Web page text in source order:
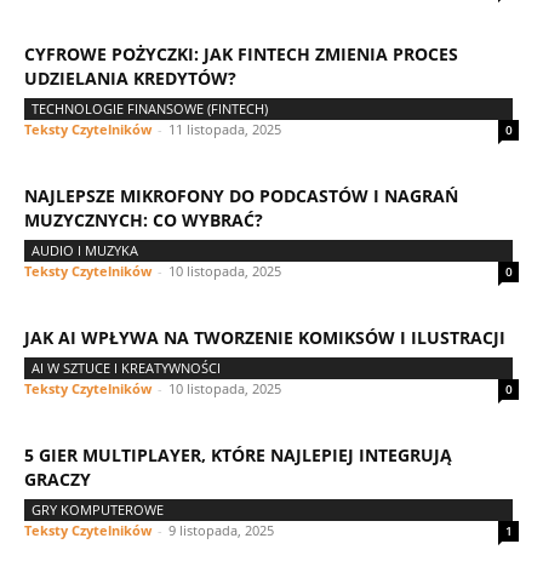
CYFROWE POŻYCZKI: JAK FINTECH ZMIENIA PROCES
UDZIELANIA KREDYTÓW?
TECHNOLOGIE FINANSOWE (FINTECH)
Teksty Czytelników - 11 listopada, 2025 0
NAJLEPSZE MIKROFONY DO PODCASTÓW I NAGRAŃ
MUZYCZNYCH: CO WYBRAĆ?
AUDIO I MUZYKA
Teksty Czytelników - 10 listopada, 2025 0
JAK AI WPŁYWA NA TWORZENIE KOMIKSÓW I ILUSTRACJI
AI W SZTUCE I KREATYWNOŚCI
Teksty Czytelników - 10 listopada, 2025 0
5 GIER MULTIPLAYER, KTÓRE NAJLEPIEJ INTEGRUJĄ
GRACZY
GRY KOMPUTEROWE
Teksty Czytelników - 9 listopada, 2025 1